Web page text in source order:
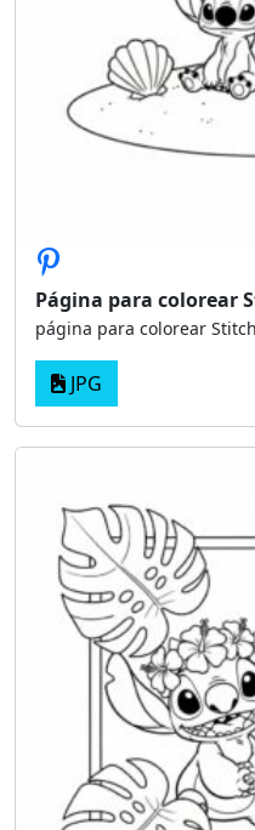
Página para colorear
página para colorear
JPG